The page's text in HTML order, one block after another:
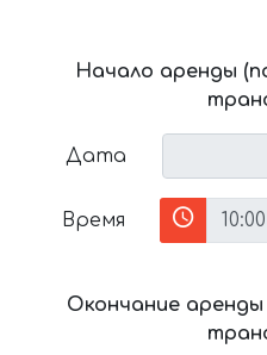
Начало аренды
Дата
Время
Окончание